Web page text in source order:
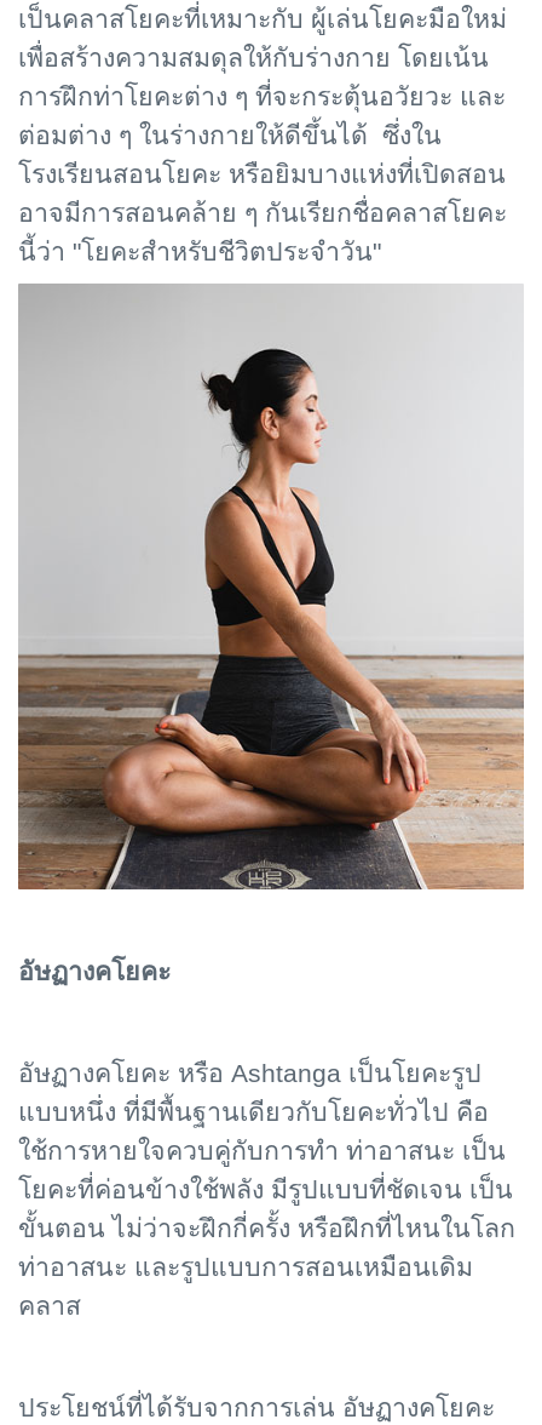
เป็นคลาสโยคะที่เหมาะกับ ผู้เล่นโยคะมือใหม่
เพื่อสร้างความสมดุลให้กับร่างกาย โดยเน้น
การฝึกท่าโยคะต่าง ๆ ที่จะกระตุ้นอวัยวะ และ
ต่อมต่าง ๆ ในร่างกายให้ดีขึ้นได้ ซึ่งใน
โรงเรียนสอนโยคะ หรือยิมบางแห่งที่เปิดสอน
อาจมีการสอนคล้าย ๆ กันเรียกชื่อคลาสโยคะ
นี้ว่า "โยคะสำหรับชีวิตประจำวัน"
อัษฏางคโยคะ
อัษฏางคโยคะ หรือ Ashtanga เป็นโยคะรูป
แบบหนึ่ง ที่มีพื้นฐานเดียวกับโยคะทั่วไป คือ
ใช้การหายใจควบคู่กับการทำ ท่าอาสนะ เป็น
โยคะที่ค่อนข้างใช้พลัง มีรูปแบบที่ชัดเจน เป็น
ขั้นตอน ไม่ว่าจะฝึกกี่ครั้ง หรือฝึกที่ไหนในโลก
ท่าอาสนะ และรูปแบบการสอนเหมือนเดิม
คลาส
ประโยชน์ที่ได้รับจากการเล่น อัษฏางคโยคะ